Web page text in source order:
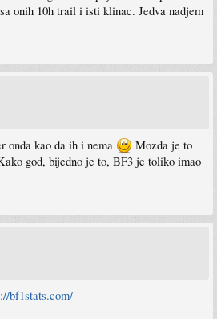
onih 10h trail i isti klinac. Jedva nadjem
onda kao da ih i nema
Mozda je to
god, bijedno je to, BF3 je toliko imao
bf1stats.com/